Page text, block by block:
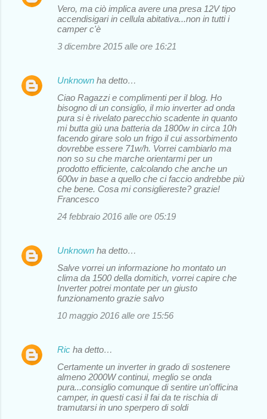
Vero, ma ciò implica avere una presa 12V tipo
accendisigari in cellula abitativa...non in tutti i
camper c'è
3 dicembre 2015 alle ore 16:21
Unknown ha detto…
Ciao Ragazzi e complimenti per il blog. Ho
bisogno di un consiglio, il mio inverter ad onda
pura si è rivelato parecchio scadente in quanto
mi butta giù una batteria da 1800w in circa 10h
facendo girare solo un frigo il cui assorbimento
dovrebbe essere 71w/h. Vorrei cambiarlo ma
non so su che marche orientarmi per un
prodotto efficiente, calcolando che anche un
600w in base a quello che ci faccio andrebbe più
che bene. Cosa mi consigliereste? grazie!
Francesco
24 febbraio 2016 alle ore 05:19
Unknown ha detto…
Salve vorrei un informazione ho montato un
clima da 1500 della domitich, vorrei capire che
Inverter potrei montate per un giusto
funzionamento grazie salvo
10 maggio 2016 alle ore 15:56
Ric ha detto…
Certamente un inverter in grado di sostenere
almeno 2000W continui, meglio se onda
pura...consiglio comunque di sentire un'officina
camper, in questi casi il fai da te rischia di
tramutarsi in uno sperpero di soldi